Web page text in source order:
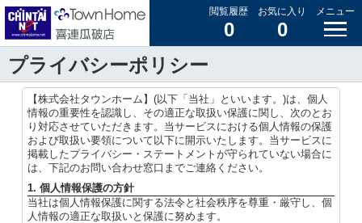
閲覧履歴
0
お気に入り
0
メニュー
プライバシーポリシー
【株式会社タウンホーム】(以下「当社」といいます。)は、個人
情報の重要性を認識し、その適正な取扱い保護に関し、次のとお
り対応させていただきます。当サービスにおける個人情報の保護
および取扱い要領について以下に開示いたします。当サービスに
掲載したプライバシー・ステートメントが守られていない場合に
は、下記のお問い合わせ窓口までご連絡ください。
1. 個人情報保護の方針
当社は個人情報保護に関する法令と社会秩序を尊重・厳守し、個
人情報の適正な取扱いと保護に努めます。